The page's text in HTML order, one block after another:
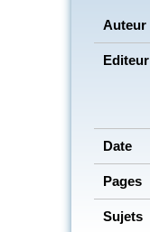
Auteur
Editeur
Date
Pages
Sujets